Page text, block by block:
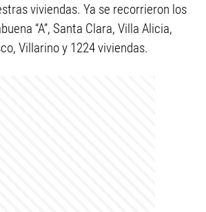
viviendas. Ya se recorrieron los
“A”, Santa Clara, Villa Alicia,
Villarino y 1224 viviendas.